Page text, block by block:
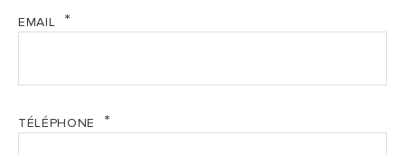
l
EMAIL
TÉLÉPHONE